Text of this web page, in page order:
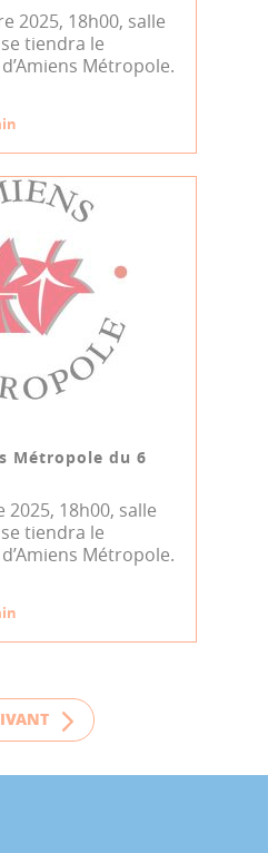
2025, 18h00, salle
tiendra le
Métropole.
Métropole du 6
2025, 18h00, salle
tiendra le
Métropole.